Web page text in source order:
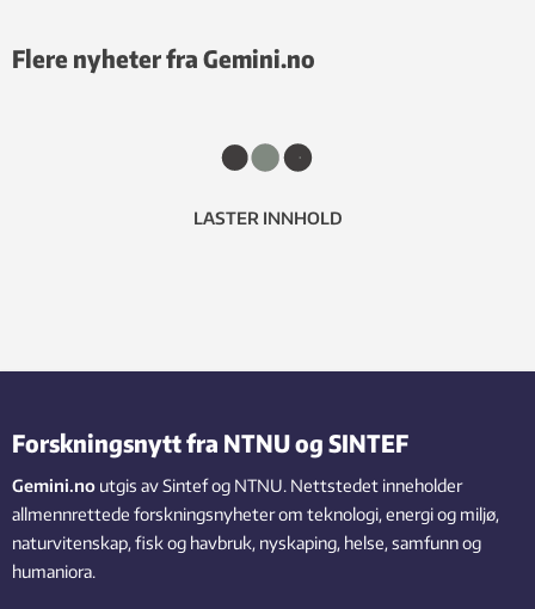
Flere nyheter fra Gemini.no
LASTER INNHOLD
Forskningsnytt fra NTNU og SINTEF
Gemini.no utgis av Sintef og NTNU. Nettstedet inneholder
allmennrettede forskningsnyheter om teknologi, energi og miljø,
naturvitenskap, fisk og havbruk, nyskaping, helse, samfunn og
humaniora.